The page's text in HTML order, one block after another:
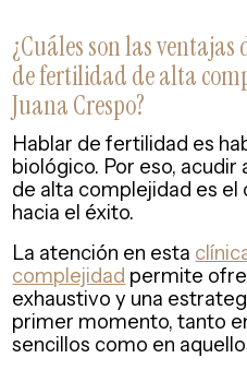
¿Cuáles son las
de fertilidad de alta
Juana Crespo?
Hablar de fertilidad es
biológico. Por eso,
de alta complejidad es
hacia el éxito.
La atención en esta
complejidad permite
exhaustivo y una
primer momento, tanto
sencillos como en